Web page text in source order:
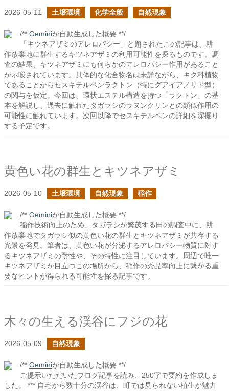
2026-05-11 土壌環境 化学全般 自然現象
/** Geminiが自動生成した概要 **/
「キツネアザミのアレロパシー」と題されたこの記事は、耕
作放棄地に群生するキツネアザミの利用可能性を探るものです。調
査の結果、キツネアザミにも何らかのアレロパシー作用があること
が示唆されています。具体的な化合物名は未詳ながら、キク科植物
であることからセスキテルペンラクトン（特にグアイアノリド型）
の関与を仮定。今回は、環状エステル構造を持つ「ラクトン」の基
本を解説し、過去に触れたタガラシのラヌンクリンとの類似作用の
可能性に触れています。次回以降でセスキテルペンの詳細を深掘り
する予定です。
黄色い花の群生とキツネアザミ
2026-05-10 土壌環境 自然現象 稲作
/** Geminiが自動生成した概要 **/
稲作技術向上のため、タガラシが繁茂する田の調査中に、耕
作放棄地でタガラシ似の黄色い花の群生とキツネアザミが共存する
光景を発見。筆者は、黄色い花が分泌するアレロパシー物質に対す
るキツネアザミの耐性や、その特性に注目しています。周辺で唯一
キツネアザミが目立つこの場所から、稲作の秀品率向上に繋がる重
要なヒントが得られる可能性を探る記事です。
木々の生える渓谷にフジの花
2026-05-09 自然現象
/** Geminiが自動生成した概要 **/
ご提示いただいたブログ記事を読み、250字で要約を作成しま
した。 *** 自宅から数十分の渓谷は、町では見られない植生が魅力